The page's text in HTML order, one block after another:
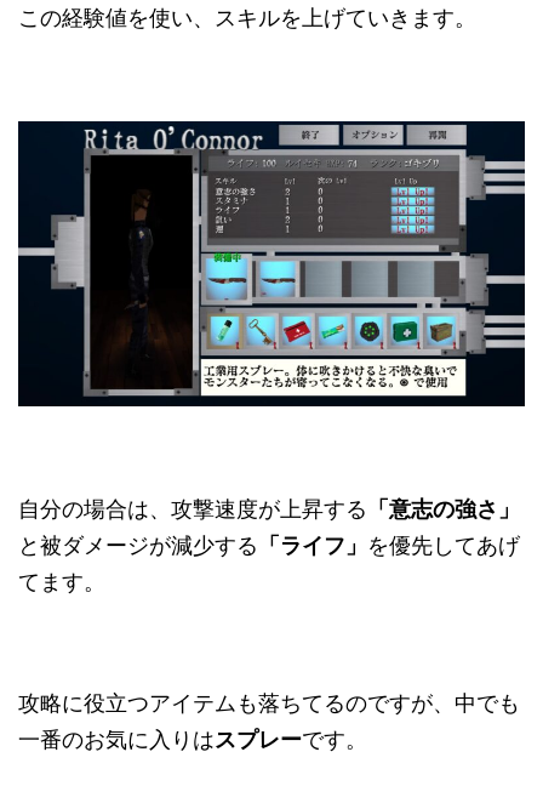
この経験値を使い、スキルを上げていきます。
自分の場合は、攻撃速度が上昇する 「意志の強さ」
と被ダメージが減少する 「ライフ」 を優先してあげ
てます。
攻略に役立つアイテムも落ちてるのですが、中でも
一番のお気に入りはスプレーです。